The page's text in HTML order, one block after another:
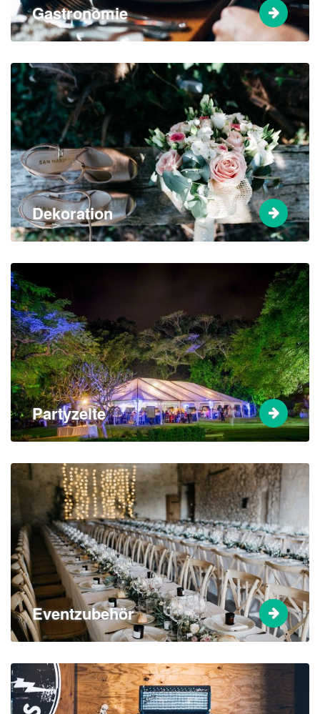
Gastronomie
Dekoration
Partyzelte
Eventzubehör